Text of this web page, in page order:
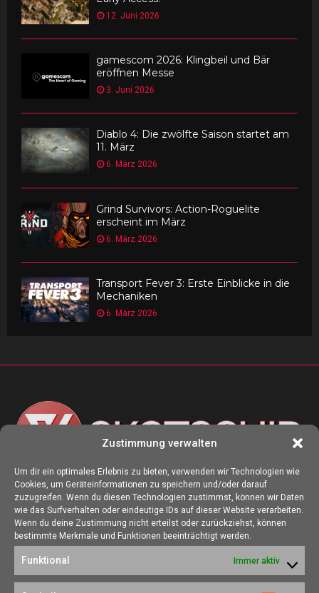
Zustimmung verwalten
Um dir ein optimales Erlebnis zu bieten, verwenden wir Technologien wie
Cookies, um Geräteinformationen zu speichern und/oder darauf
zuzugreifen. Wenn du diesen Technologien zustimmst, können wir Daten
wie das Surfverhalten oder eindeutige IDs auf dieser Website verarbeiten.
Wenn du deine Zustimmung nicht erteilst oder zurückziehst, können
bestimmte Merkmale und Funktionen beeinträchtigt werden.
Funktional Immer aktiv
12. Juni 2026
gamescom 2026: Klingbeil und Bär
eröffnen Messe
3. Juni 2026
Diablo 4: Die zwölfte Saison startet am
11. März
6. März 2026
Grind Survivors: Action-Roguelite
erscheint im März
6. März 2026
Transport Fever 3: Erste Einblicke in die
Mechaniken
6. März 2026
ÜBER UNS
Die Seite skotschir.de wurde im August 2017 zur gamescom
gegründet. Unser Ziel ist es, eine Heimat für alle Spieler:innen zu